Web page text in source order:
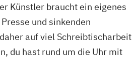
Künstler braucht ein eigenes
und sinkenden
auf viel Schreibtischarbeit
du hast rund um die Uhr mit